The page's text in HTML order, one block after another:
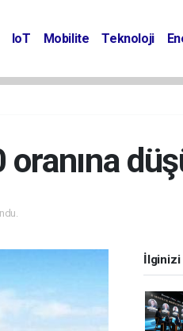
IoT Mobilite Teknoloji
İlginizi